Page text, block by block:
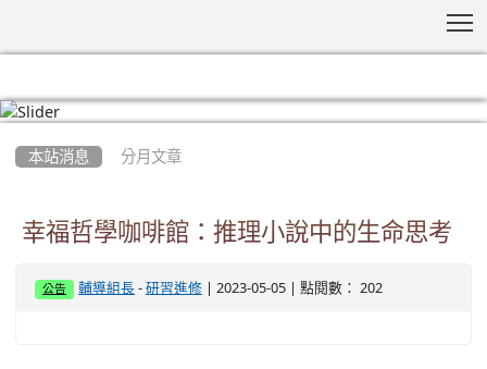
本站消息 分月文章
幸福哲學咖啡館：推理小說中的生命思考
公告 輔導組長 -研習進修 | 2023-05-05 | 點閱數： 202